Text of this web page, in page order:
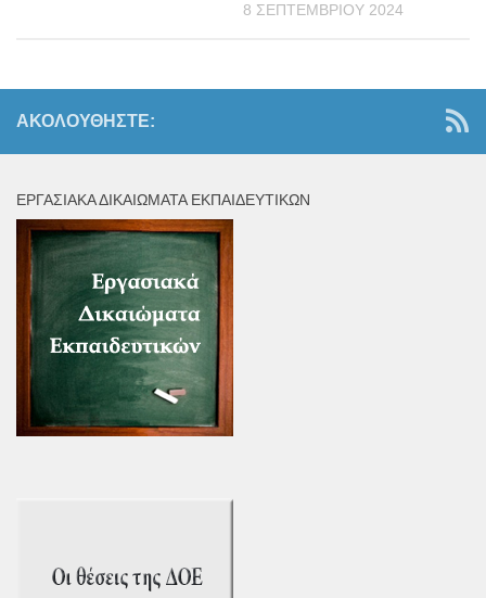
8 ΣΕΠΤΕΜΒΡΊΟΥ 2024
ΑΚΟΛΟΥΘΉΣΤΕ:
ΕΡΓΑΣΙΑΚΆ ΔΙΚΑΙΏΜΑΤΑ ΕΚΠΑΙΔΕΥΤΙΚΏΝ